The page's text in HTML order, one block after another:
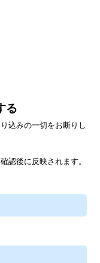
る
込みの一切をお断りし
認後に反映されます。